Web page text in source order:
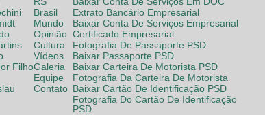
Filho
Brasil
Mundo
Opinião
Cultura
Vídeos
Galeria
Equipe
Contato
Extrato Bancário Empresarial
Baixar Conta De Serviços Empresarial
Certificado Empresarial
Fotografia De Passaporte PSD
Baixar Passaporte PSD
Baixar Carteira De Motorista PSD
Fotografia Da Carteira De Motorista
Baixar Cartão De Identificação PSD
Fotografia Do Cartão De Identificação
PSD